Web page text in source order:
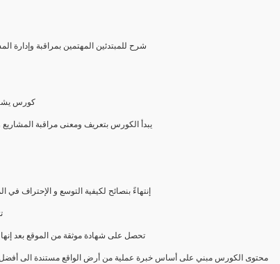
شرح للمبتدئين المهتمين بمراقبة
كورس
يبدأ الكورس بتعريف ومعنى مراقبة
إنتهاءً بنصائح لكيفية التوسع و الإحتراف
تحصل على شهادة موثقة من الموقع بعد
محتوى الكورس مبني على أساس خبرة عملية من أرض الواقع مستندة الى أفضل